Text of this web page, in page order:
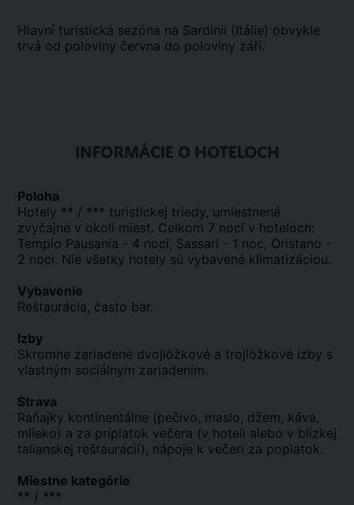
Hlavní turistická sezóna na Sardinii (Itálie) obvykle
trvá od poloviny června do poloviny září.
INFORMÁCIE O HOTELOCH
Poloha
Hotely ** / *** turistickej triedy, umiestnené
zvyčajne v okolí miest. Celkom 7 nocí v hoteloch:
Tempio Pausania - 4 noci, Sassari - 1 noc, Oristano -
2 noci. Nie všetky hotely sú vybavené klimatizáciou.
Vybavenie
Reštaurácia, často bar.
Izby
Skromne zariadené dvojlôžkové a trojlôžkové izby s
vlastným sociálnym zariadením.
Strava
Raňajky kontinentálne (pečivo, maslo, džem, káva,
mlieko) a za príplatok večera (v hoteli alebo v blízkej
talianskej reštaurácií), nápoje k večeri za poplatok.
Miestne kategórie
** / ***